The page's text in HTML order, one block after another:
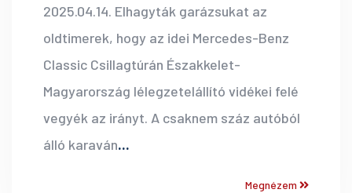
2025.04.14. Elhagyták garázsukat az
oldtimerek, hogy az idei Mercedes-Benz
Classic Csillagtúrán Északkelet-
Magyarország lélegzetelállító vidékei felé
vegyék az irányt. A csaknem száz autóból
álló karaván...
Megnézem